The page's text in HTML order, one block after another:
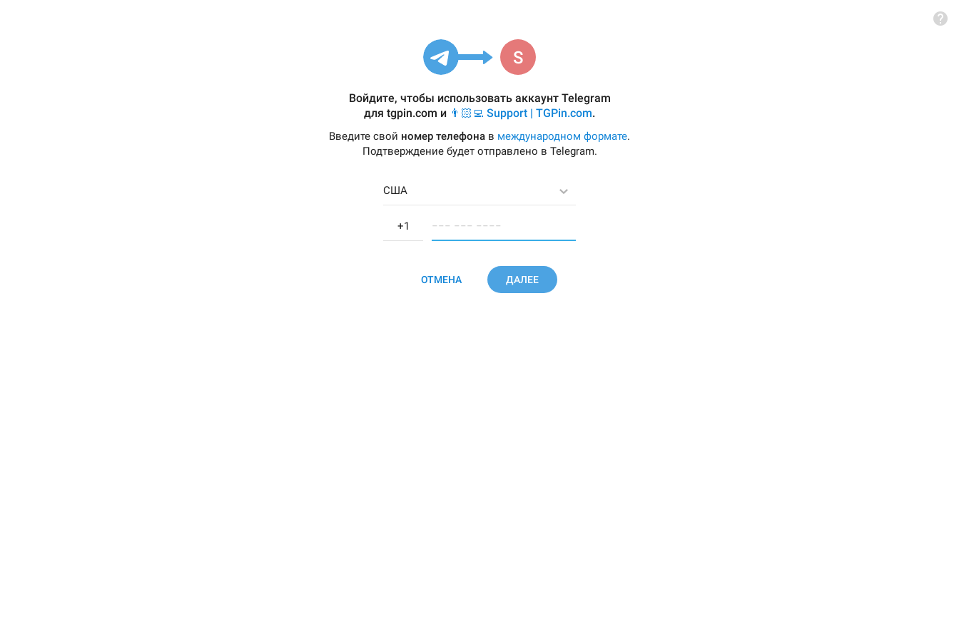
Войдите, чтобы использовать аккаунт Telegram
для tgpin.com и 👨🏻‍💻 Support | TGPin.com.
Введите свой номер телефона в международном формате.
Подтверждение будет отправлено в Telegram.
США
−−− −−− −−−−
ОТМЕНА ДАЛЕЕ